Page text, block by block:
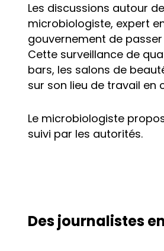
Les discussions autour
microbiologiste, expert
gouvernement de
Cette surveillance de
bars, les salons de
sur son lieu de travail en
Le microbiologiste
suivi par les autorités.
Des journalistes